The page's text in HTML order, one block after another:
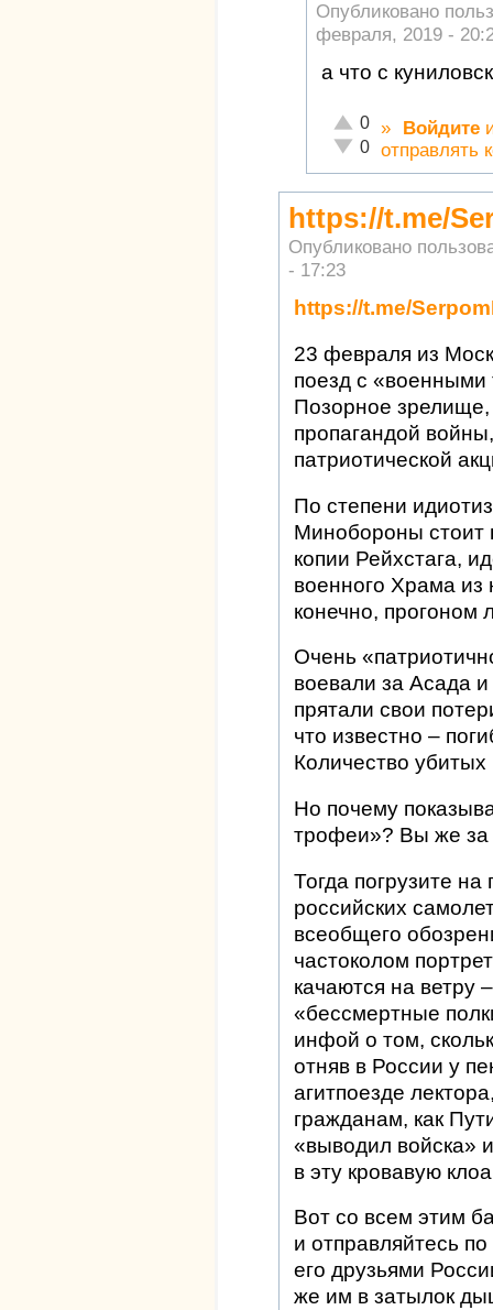
Опубликовано
февраля, 2019 -
а что с
Отлично!
0
Неадекватно!
0
» Войдите
отправлять
https://t.me/
Опубликовано
- 17:23
https://t.me/
23 февраля из
поезд с
Позорное
пропагандой
патриотической
По степени
Минобороны стоит
копии Рейхстага,
военного Храма из
конечно, прогоном
Очень
воевали за Асада
прятали свои
что известно –
Количество
Но почему
трофеи»? Вы же за
Тогда погрузите на
российских
всеобщего
частоколом
качаются на ветру
«бессмертные
инфой о том,
отняв в России у
агитпоезде
гражданам, как
«выводил войска»
в эту кровавую
Вот со всем этим
и отправляйтесь
его друзьями
же им в затылок